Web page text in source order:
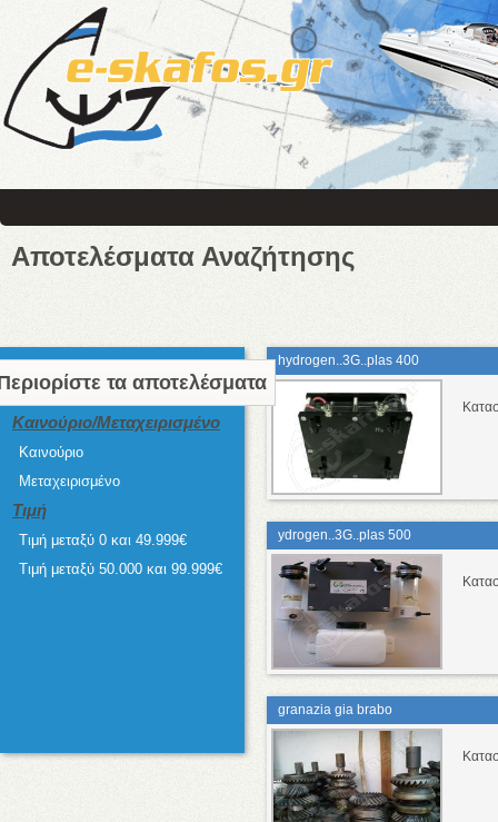
Αποτελέσματα Αναζήτησης
τα αποτελέσματα
Καινούριο/Μεταχειρισμένο
Καινούριο
Μεταχειρισμένο
Τιμή
Τιμή μεταξύ 0 και 49.999€
Τιμή μεταξύ 50.000 και 99.999€
hydrogen..3G..plas 400
ydrogen..3G..plas 500
granazia gia brabo